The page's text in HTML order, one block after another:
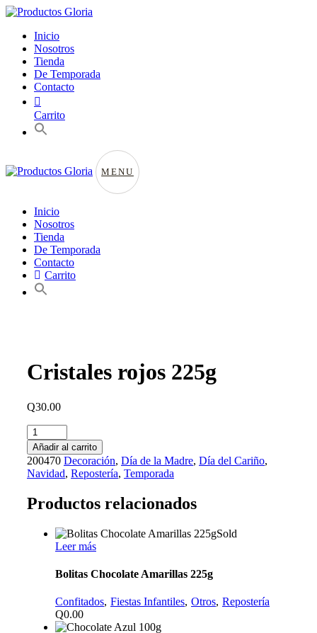
Inicio
Nosotros
Tienda
De Temporada
Contacto
Carrito
MENU
Inicio
Nosotros
Tienda
De Temporada
Contacto
Carrito
Cristales rojos 225g
Q30.00
Añadir al carrito
200470 Decoración, Día de la Madre, Día del Cariño,
Navidad, Repostería, Temporada
Productos relacionados
Sold
Leer más
Bolitas Chocolate Amarillas 225g
Confitados Fiestas Infantiles Otros Repostería
Q0.00